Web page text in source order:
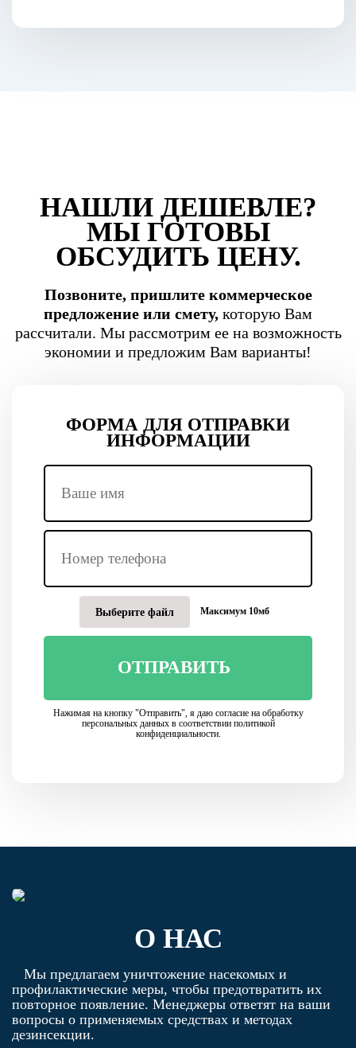
НАШЛИ ДЕШЕВЛЕ?
МЫ ГОТОВЫ
ОБСУДИТЬ ЦЕНУ.
Позвоните, пришлите коммерческое
предложение или смету, которую Вам
рассчитали. Мы рассмотрим ее на возможность
экономии и предложим Вам варианты!
ФОРМА ДЛЯ ОТПРАВКИ
ИНФОРМАЦИИ
Выберите файл Максимум 10мб
ОТПРАВИТЬ
Нажимая на кнопку "Отправить", я даю согласие на обработку
персональных данных в соответствии политикой
конфиденциальности.
О НАС
Мы предлагаем уничтожение насекомых и
профилактические меры, чтобы предотвратить их
повторное появление. Менеджеры ответят на ваши
вопросы о применяемых средствах и методах
дезинсекции.